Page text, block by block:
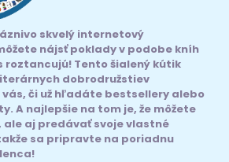
skvelý internetový
nájsť poklady v podobe kníh
roztancujú! Tento šialený kútik
dobrodružstiev
či už hľadáte bestsellery alebo
A najlepšie na tom je, že môžete
ale aj predávať svoje vlastné
sa pripravte na poriadnu